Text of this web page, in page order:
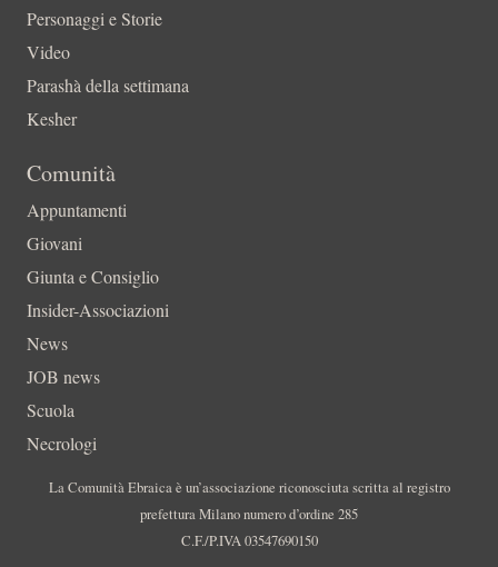
Personaggi e Storie
Video
Parashà della settimana
Kesher
Comunità
Appuntamenti
Giovani
Giunta e Consiglio
Insider-Associazioni
News
JOB news
Scuola
Necrologi
La Comunità Ebraica è un’associazione riconosciuta scritta al registro
prefettura Milano numero d’ordine 285
C.F./P.IVA 03547690150